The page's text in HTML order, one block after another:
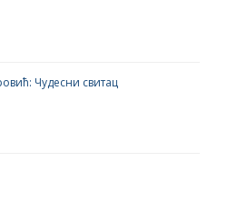
Чудесни свитац